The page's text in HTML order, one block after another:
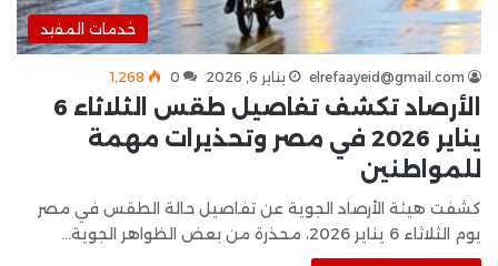
خدمات المفيد
elrefaayeid@gmail.com يناير 6, 2026 0 1٬268
الأرصاد تكشف تفاصيل طقس الثلاثاء 6
يناير 2026 في مصر وتحذيرات مهمة
للمواطنين
كشفت هيئة الأرصاد الجوية عن تفاصيل حالة الطقس في مصر
يوم الثلاثاء 6 يناير 2026، محذرة من بعض الظواهر الجوية…